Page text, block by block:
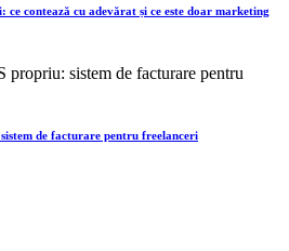
contează cu adevărat și ce este doar marketing
de facturare pentru freelanceri